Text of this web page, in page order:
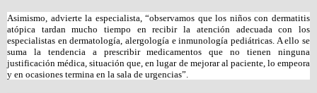
Asimismo, advierte la especialista, “observamos que los niños con dermatitis
atópica tardan mucho tiempo en recibir la atención adecuada con los
especialistas en dermatología, alergología e inmunología pediátricas. A ello se
suma la tendencia a prescribir medicamentos que no tienen ninguna
justificación médica, situación que, en lugar de mejorar al paciente, lo empeora
y en ocasiones termina en la sala de urgencias”.